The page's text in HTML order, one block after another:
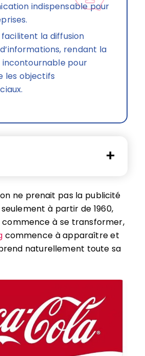
indispensable pour
facilitent la diffusion
rendant la
incontournable pour
les objectifs
ne prenait pas la publicité
seulement à partir de 1960,
commence à se transformer,
commence à apparaître et
naturellement toute sa